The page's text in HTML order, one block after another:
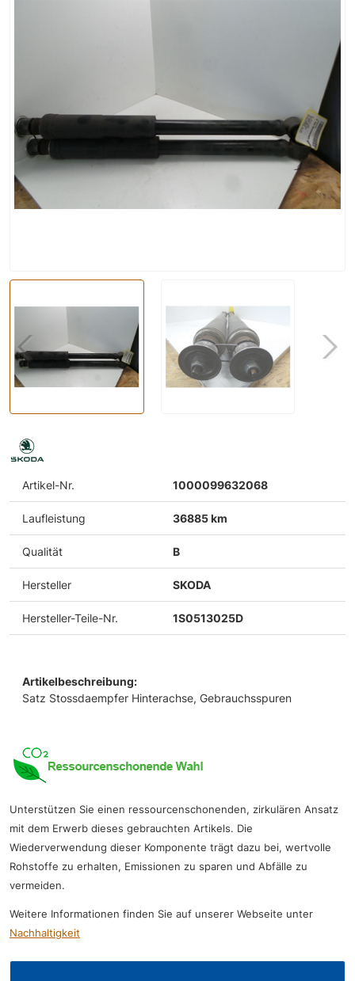
Artikel-Nr. 1000099632068
Laufleistung 36885 km
Qualität B
Hersteller SKODA
Hersteller-Teile-Nr. 1S0513025D
Artikelbeschreibung:
Satz Stossdaempfer Hinterachse, Gebrauchsspuren
Unterstützen Sie einen ressourcenschonenden, zirkulären Ansatz
mit dem Erwerb dieses gebrauchten Artikels. Die
Wiederverwendung dieser Komponente trägt dazu bei, wertvolle
Rohstoffe zu erhalten, Emissionen zu sparen und Abfälle zu
vermeiden.
Weitere Informationen finden Sie auf unserer Webseite unter
Nachhaltigkeit